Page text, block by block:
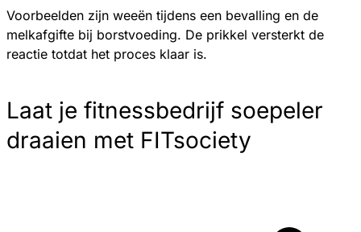
Voorbeelden zijn weeën tijdens een bevalling en de
melkafgifte bij borstvoeding. De prikkel versterkt de
reactie totdat het proces klaar is.
Laat je fitnessbedrijf soepeler
draaien met FITsociety